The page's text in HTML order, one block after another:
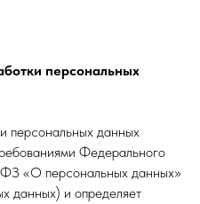
персональных
персональных данных
Федерального
«О персональных данных»
данных) и определяет